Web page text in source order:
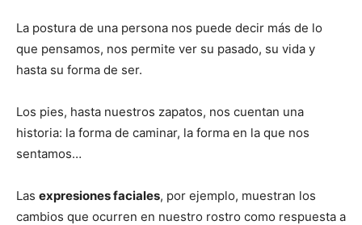
La postura de una persona nos puede decir más de lo
que pensamos, nos permite ver su pasado, su vida y
hasta su forma de ser.
Los pies, hasta nuestros zapatos, nos cuentan una
historia: la forma de caminar, la forma en la que nos
sentamos…
Las expresiones faciales, por ejemplo, muestran los
cambios que ocurren en nuestro rostro como respuesta a